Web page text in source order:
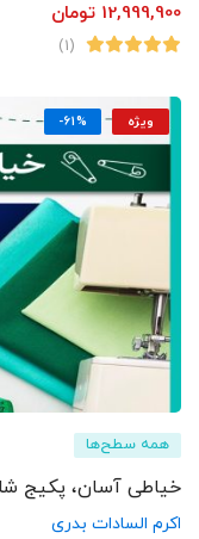
12,999,900 تومان
(1)
ویژه -61%
همه سطح‌ها
خیاطی آسان، پکیج
اکرم السادات بدری